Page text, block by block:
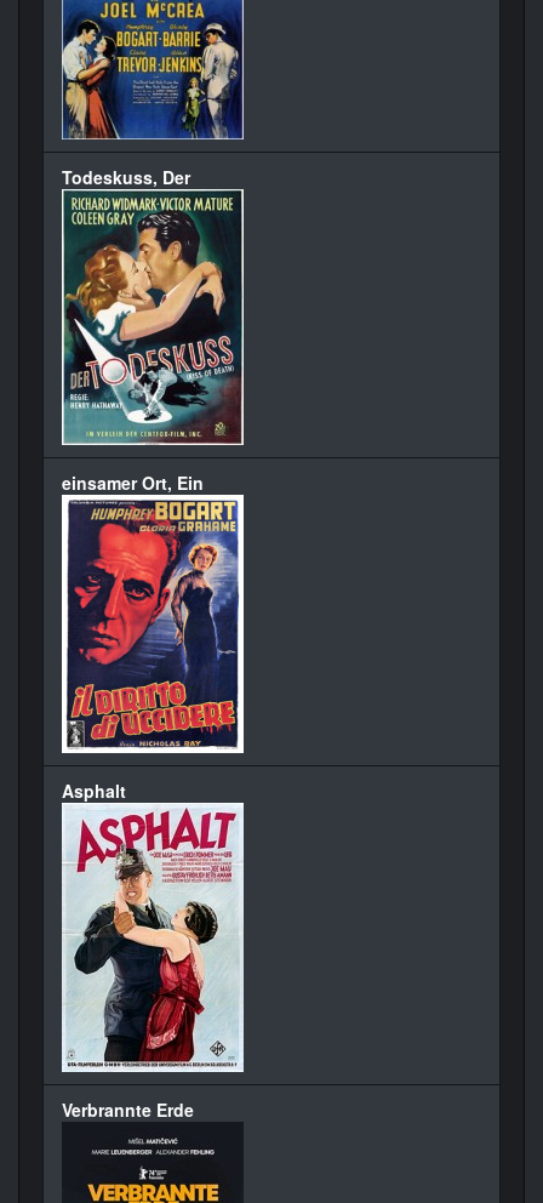
Todeskuss, Der
einsamer Ort, Ein
Asphalt
Verbrannte Erde